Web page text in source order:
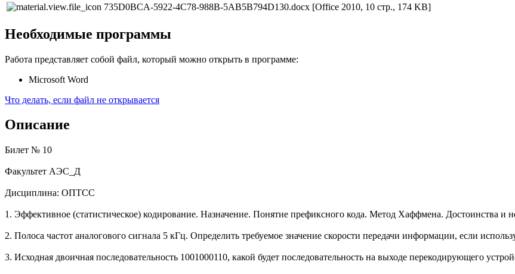
735D0BCA-5922-4C78-988B-5AB5B794D130.docx [Office 2010, 10 стр., 174 KB]
Необходимые программы
Работа представляет собой файл, который можно открыть в программе:
Microsoft Word
Что делать, если файл не открывается
Описание
Билет № 10
Факультет АЭС_Д
Дисциплина: ОПТСС
1. Эффективное (статистическое) кодирование. Назначение. Понятие префиксного кода. Метод Хаффмена. Достоинства и
2. Полоса частот аналогового сигнала 5 кГц. Определить требуемое значение скорости передачи информации, если
3. Исходная двоичная последовательность 1001000110, какой будет последовательность на выходе перекодирующего